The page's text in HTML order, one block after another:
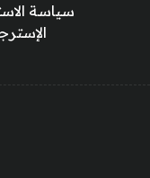
سياسة